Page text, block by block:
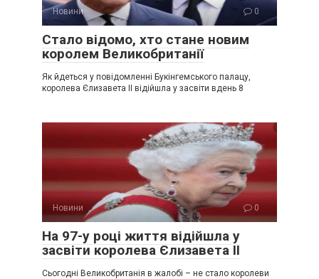
Новини 0
Стало відомо, хто стане новим
королем Великобританії
Як йдеться у повідомленні Букінгемського палацу,
королева Єлизавета ІІ відійшла у засвіти вдень 8
Новини 0
На 97-у році життя відійшла у
засвіти королева Єлизавета ІІ
Сьогодні Великобританія в жалобі – не стало королеви